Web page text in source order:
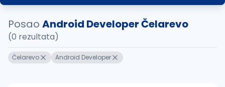
Posao Android Developer Čelarevo
(0 rezultata)
Čelarevo Android Developer